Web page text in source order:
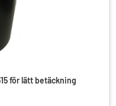
för lätt betäckning